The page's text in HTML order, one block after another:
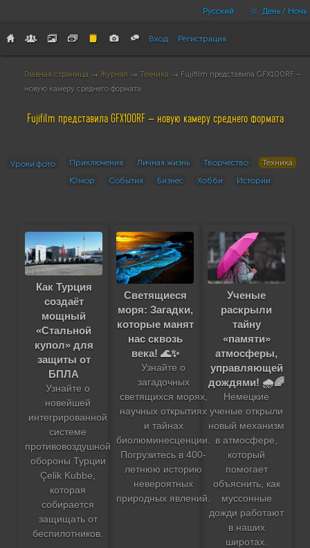
Русский День / Ночь
Вход Регистрация
Главная страница → Журнал → Техника → Fujifilm представила GFX100RF –
новую камеру среднего формата
Fujifilm представила GFX100RF – новую камеру среднего формата
Уроки фото Приключения Личная жизнь Творчество
Техника
Юмор
События Бизнес Хобби Истории
Как Турция
создаёт
мощный
«Стальной
купол» для
защиты от
БПЛА
Узнайте о
новейшей
интегрированной
системе
противовоздушной
обороны Турции
Çelik Kubbe,
которая
собирается
защищать от
беспилотников.
Светящиеся
моря: Загадки,
которые манят
нас сквозь
века! 🌊✨
Узнайте о
загадочных
светящихся морях,
научных открытиях
и тайнах
биолюминесценции.
Погрузитесь в 400-
летнюю историю
невероятных
природных явлений.
Ученые
раскрыли
тайну
«памяти»
атмосферы,
управляющей
дождями! 🌧️🌈
Немецкие
ученые открыли
новый механизм
в атмосфере,
который
помогает
объяснить, как
муссонные
дожди работают
в наших
широтах.